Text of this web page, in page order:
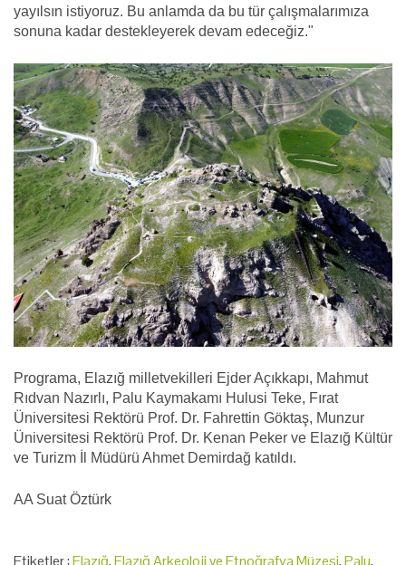
yayılsın istiyoruz. Bu anlamda da bu tür çalışmalarımıza
sonuna kadar destekleyerek devam edeceğiz."
Programa, Elazığ milletvekilleri Ejder Açıkkapı, Mahmut
Rıdvan Nazırlı, Palu Kaymakamı Hulusi Teke, Fırat
Üniversitesi Rektörü Prof. Dr. Fahrettin Göktaş, Munzur
Üniversitesi Rektörü Prof. Dr. Kenan Peker ve Elazığ Kültür
ve Turizm İl Müdürü Ahmet Demirdağ katıldı.
AA Suat Öztürk
Etiketler :Elazığ,Elazığ Arkeoloji ve Etnoğrafya Müzesi,Palu,